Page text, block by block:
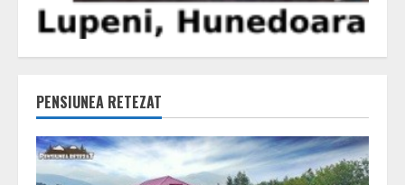
PENSIUNEA RETEZAT